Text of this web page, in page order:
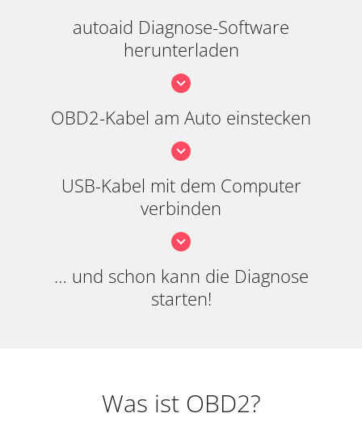
autoaid Diagnose-Software
herunterladen
OBD2-Kabel am Auto einstecken
USB-Kabel mit dem Computer
verbinden
… und schon kann die Diagnose
starten!
Was ist OBD2?